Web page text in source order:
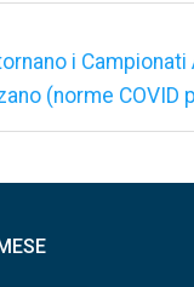
i
(norme COVID